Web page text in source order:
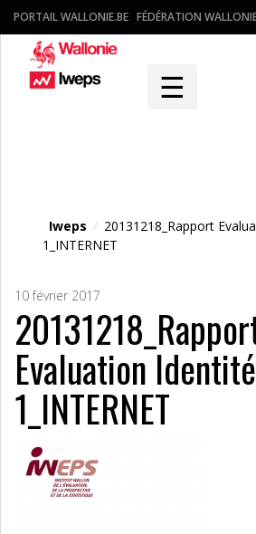
PORTAIL WALLONIE.BE FÉDÉRATION
☰
Iweps / 20131218_Rapport
1_INTERNET
10 février 2017
Evaluation
1_INTERNET